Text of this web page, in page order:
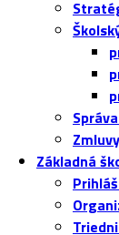
Základná